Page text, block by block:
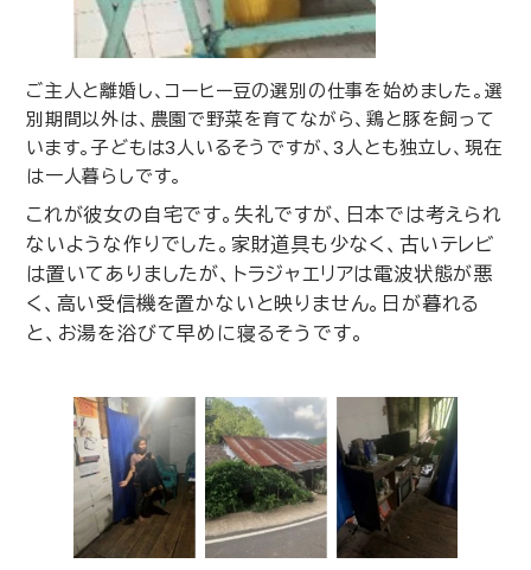
ご主人と離婚し、コーヒー豆の選別の仕事を始めました。選
別期間以外は、農園で野菜を育てながら、鶏と豚を飼って
います。子どもは3人いるそうですが、3人とも独立し、現在
は一人暮らしです。
これが彼女の自宅です。失礼ですが、日本では考えられ
ないような作りでした。家財道具も少なく、古いテレビ
は置いてありましたが、トラジャエリアは電波状態が悪
く、高い受信機を置かないと映りません。日が暮れる
と、お湯を浴びて早めに寝るそうです。